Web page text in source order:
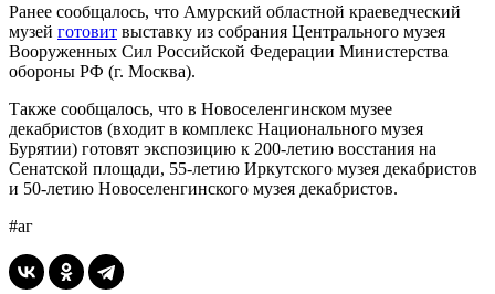
Ранее сообщалось, что Амурский областной краеведческий
музей готовит выставку из собрания Центрального музея
Вооруженных Сил Российской Федерации Министерства
обороны РФ (г. Москва).
Также сообщалось, что в Новоселенгинском музее
декабристов (входит в комплекс Национального музея
Бурятии) готовят экспозицию к 200-летию восстания на
Сенатской площади, 55-летию Иркутского музея декабристов
и 50-летию Новоселенгинского музея декабристов.
#аг